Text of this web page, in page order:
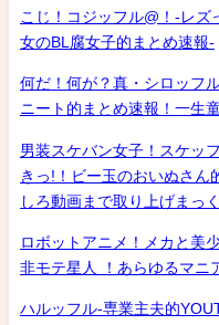
こじ！コジッフル@！-レ
女のBL腐女子的まとめ速報-
何だ！何が？真・シロッ
ニート的まとめ速報！一生
男装スケバン女子！スケッ
きっ!！ビー玉のおいぬさ
しろ動画まで取り上げまっ
ロボットアニメ！メカと美
非モテ星人 ！あらゆるマニ
ハルッフル-専業主夫的